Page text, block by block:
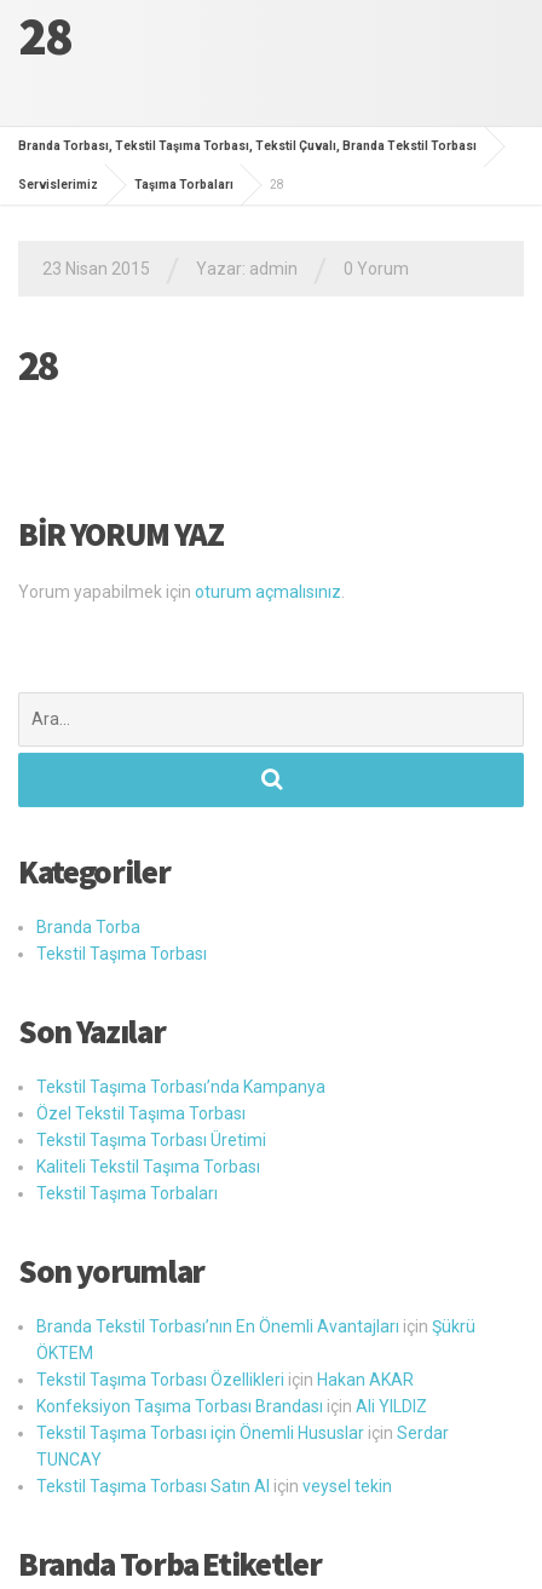
28
Branda Torbası, Tekstil Taşıma Torbası, Tekstil Çuvalı, Branda Tekstil Torbası
Servislerimiz Taşıma Torbaları 28
23 Nisan 2015 Yazar: admin 0 Yorum
28
BIR YORUM YAZ
Yorum yapabilmek için oturum açmalısınız
ara:
Kategoriler
Branda Torba
Tekstil Taşıma Torbası
Son Yazılar
Tekstil Taşıma Torbası’nda Kampanya
Özel Tekstil Taşıma Torbası
Tekstil Taşıma Torbası Üretimi
Kaliteli Tekstil Taşıma Torbası
Tekstil Taşıma Torbaları
Son yorumlar
Branda Tekstil Torbası’nın En Önemli Avantajları için Şükrü
ÖKTEM
Tekstil Taşıma Torbası Özellikleri için Hakan AKAR
Konfeksiyon Taşıma Torbası Brandası için Ali YILDIZ
Tekstil Taşıma Torbası için Önemli Hususlar için Serdar
TUNCAY
Tekstil Taşıma Torbası Satın Al için veysel tekin
Branda Torba Etiketler